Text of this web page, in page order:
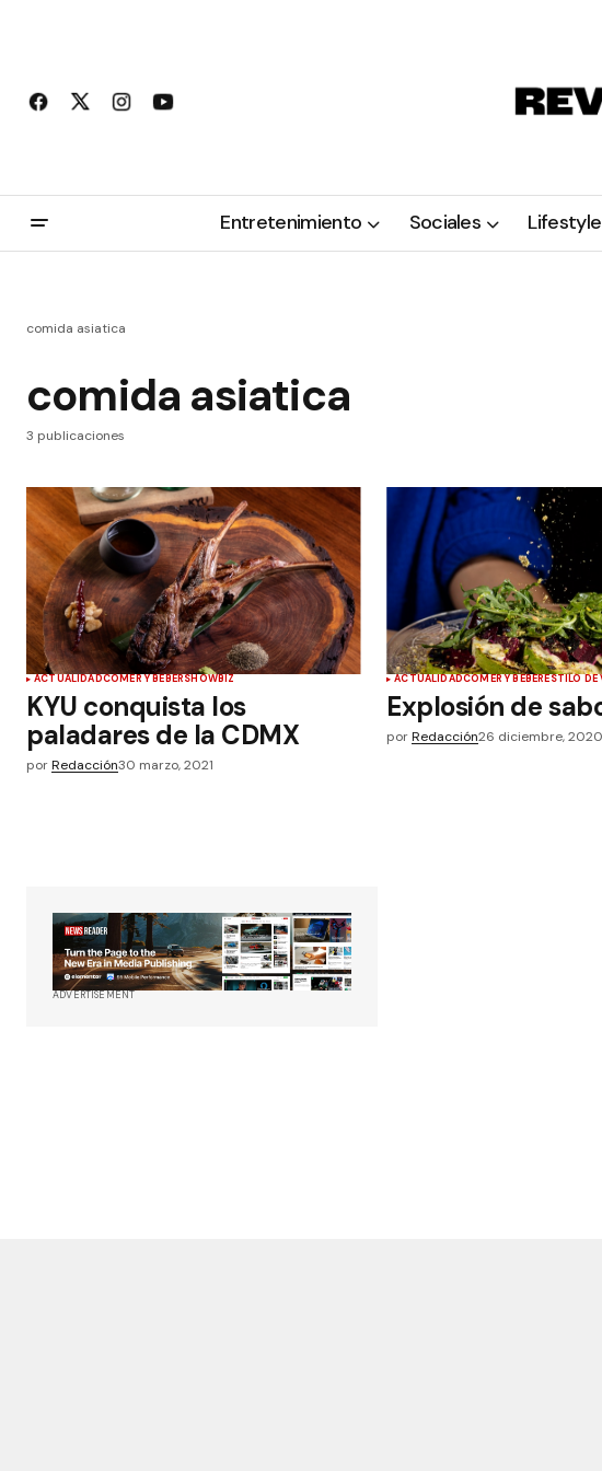
Entretenimiento Sociales Lifestyle
comida asiatica
comida asiatica
3 publicaciones
ACTUALIDADCOMER Y BEBERSHOWBIZ
KYU conquista los
paladares de la CDMX
porRedacción30 marzo, 2021
ACTUALIDADCOMER Y BEBERESTILO DE
Explosión de
por Redacción26 diciembre, 2020
ADVERTISEMENT